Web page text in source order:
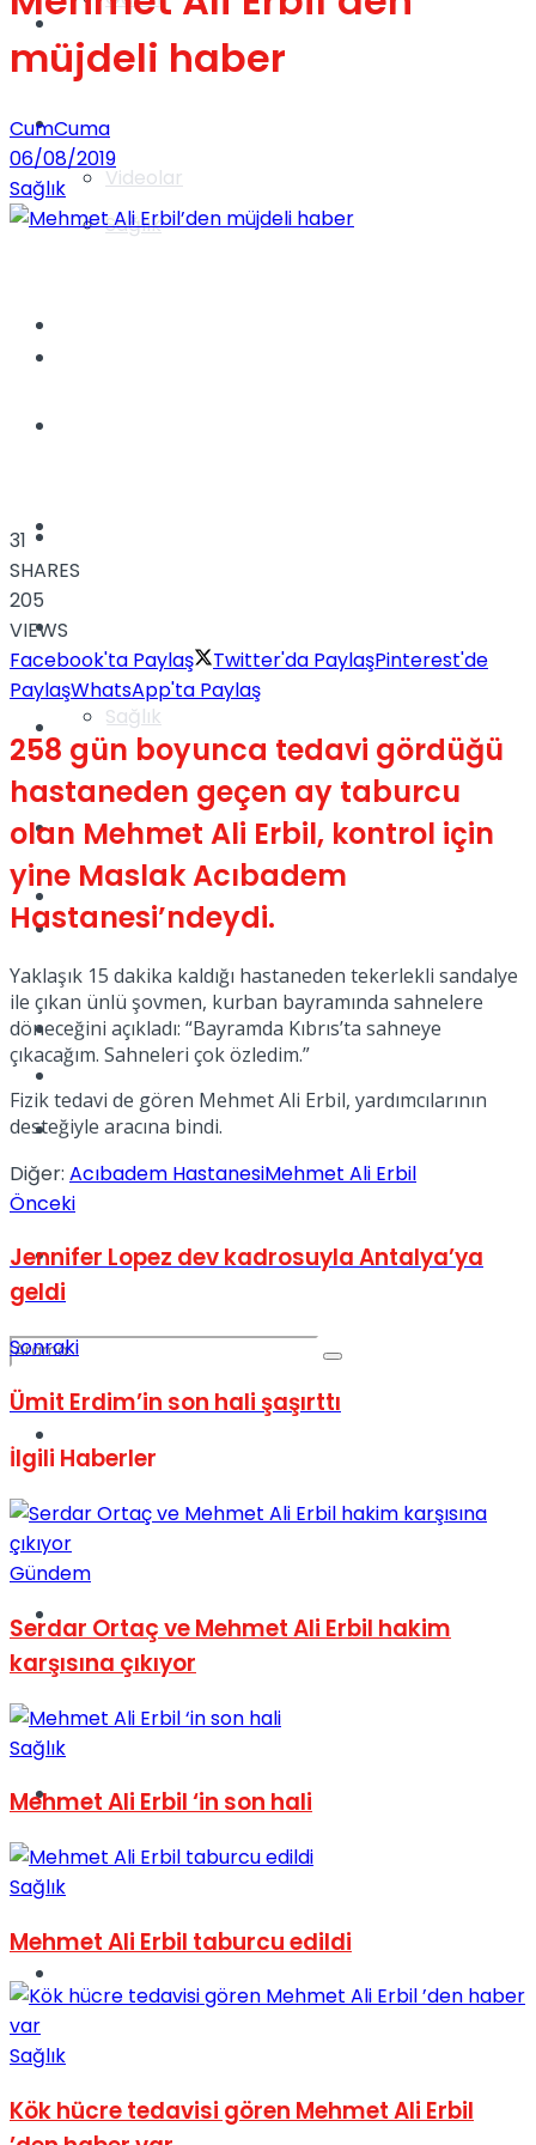
Videolar
Sağlık
Kadınca
Dünya
Müzik
Sinema
Gündem
Yaşam
Sağlık
Türkiye
Müzik
Sinema
Tatil
Spor
Podcast
No Result
View All Result
müjdeli haber
CumCuma
06/08/2019
Sağlık
31
SHARES
205
VIEWS
Facebook'ta Paylaş
Twitter'da PaylaşPinterest'de
PaylaşWhatsApp'ta Paylaş
258 gün boyunca tedavi gördüğü
hastaneden geçen ay taburcu
olan Mehmet Ali Erbil, kontrol için
yine Maslak Acıbadem
Hastanesi’ndeydi.
Yaklaşık 15 dakika kaldığı hastaneden tekerlekli sandalye
ile çıkan ünlü şovmen, kurban bayramında sahnelere
döneceğini açıkladı: “Bayramda Kıbrıs’ta sahneye
çıkacağım. Sahneleri çok özledim.”
Fizik tedavi de gören Mehmet Ali Erbil, yardımcılarının
desteğiyle aracına bindi.
Diğer: Acıbadem HastanesiMehmet Ali Erbil
Önceki
Jennifer Lopez dev kadrosuyla Antalya’ya
geldi
Sonraki
Ümit Erdim’in son hali şaşırttı
İlgili Haberler
Gündem
Serdar Ortaç ve Mehmet Ali Erbil hakim
karşısına çıkıyor
Sağlık
Mehmet Ali Erbil ‘in son hali
Sağlık
Mehmet Ali Erbil taburcu edildi
Sağlık
Kök hücre tedavisi gören Mehmet Ali Erbil